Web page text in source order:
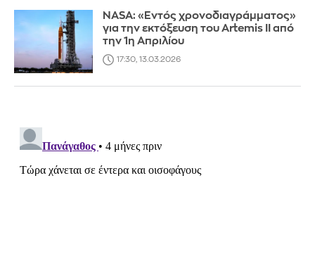
NASA: «Εντός χρονοδιαγράμματος»
για την εκτόξευση του Artemis II από
την 1η Απριλίου
17:30, 13.03.2026